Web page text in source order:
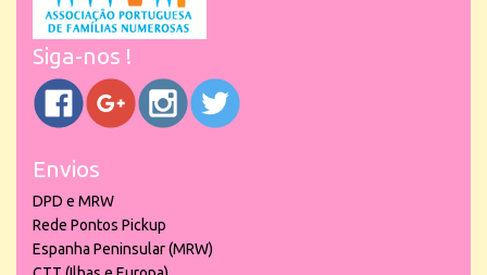
Siga-nos !
Envios
DPD e MRW
Rede Pontos Pickup
Espanha Peninsular (MRW)